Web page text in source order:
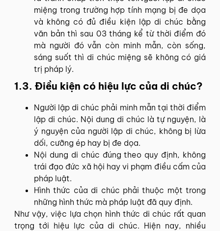
miệng trong trường hợp tính mạng bị đe dọa
và không có đủ điều kiện lập di chúc bằng
văn bản thì sau 03 tháng kể từ thời điểm đó
mà người đó vẫn còn minh mẫn, còn sống,
sáng suốt thì di chúc miệng sẽ không có giá
trị pháp lý.
1.3. Điều kiện có hiệu lực của di chúc?
Người lập di chúc phải minh mẫn tại thời điểm
lập di chúc. Nội dung di chúc là tự nguyện, là
ý nguyện của người lập di chúc, không bị lừa
dối, cưỡng ép hay bị đe dọa.
Nội dung di chúc đúng theo quy định, không
trái đạo đức xã hội hay vi phạm điều cấm của
pháp luật.
Hình thức của di chúc phải thuộc một trong
những hình thức mà pháp luật đã quy định.
Như vậy, việc lựa chọn hình thức di chúc rất quan
trọng tới hiệu lực của di chúc. Hiện nay, nhiều